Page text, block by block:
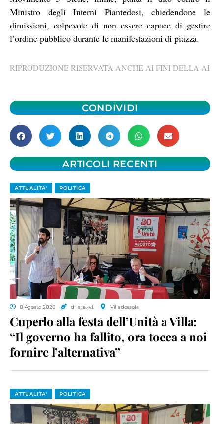
Ministro degli Interni Piantedosi, chiedendone le
dimissioni, colpevole di non essere capace di gestire
l’ordine pubblico durante le manifestazioni di piazza.
RIPRODUZIONE RISERVATA ANCHE AI FINI DELLA AI
CONDIVIDI
ARTICOLI RECENTI
ATTUALITA' POLITICA
8 Agosto 2026 di a.te.-v.l. Villadossola
Cuperlo alla festa dell’Unità a Villa:
“Il governo ha fallito, ora tocca a noi
fornire l’alternativa”
ATTUALITA' POLITICA